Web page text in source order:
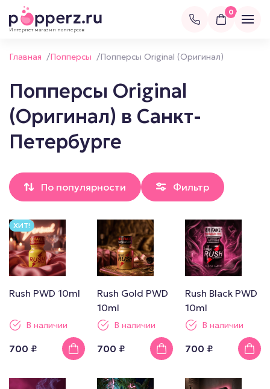
Интернет магазин попперсов
0
Главная /Попперсы /Попперсы Original (Оригинал)
Попперсы Original
(Оригинал) в Санкт-
Петербурге
По популярности Фильтр
ХИТ!
Rush PWD 10ml
В наличии
700 ₽
Rush Gold PWD
10ml
В наличии
700 ₽
Rush Black PWD
10ml
В наличии
700 ₽